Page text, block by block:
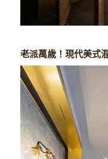
老派萬歲！現代美式